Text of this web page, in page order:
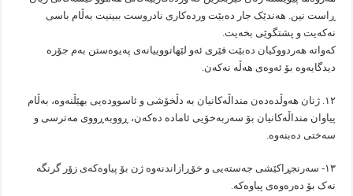
ڕاست نین. هەندێک جار دەبێت وردەکاری نادروست ببینیت بەڵام باسی
نەکەیت و پشتگوێی بخەیت.
کەواتە هەردووکیان دەبێت فێری ئەو لێهاتووییانەی پەیوەستن بەم جۆرە
دیدگایەوە بۆ ئەوەی هەڵە نەکەن.
۱۲. ژنان هەوڵدەدەن منداڵەکانیان بە دڵخۆشی و ئاسوودەیی بهێڵنەوە، بەڵام
پیاوان منداڵەکانیان بۆ سەربەخۆیی ئامادە دەکەن، ڕووبەڕووی مەترسی و
سەختی دەبنەوە.
۱۳- سەرنجڕاکێشی جەستەیی و خۆڕازاندنەوە ژن بۆ پیاوەکەی زۆر گرنگە
نەک بۆ دەرەوەی پیاوەکە.